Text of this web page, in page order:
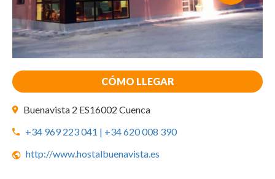
CÓMO LLEGAR
Buenavista 2 ES16002 Cuenca
+34 969 223 041 | +34 620 008 390
http://www.hostalbuenavista.es